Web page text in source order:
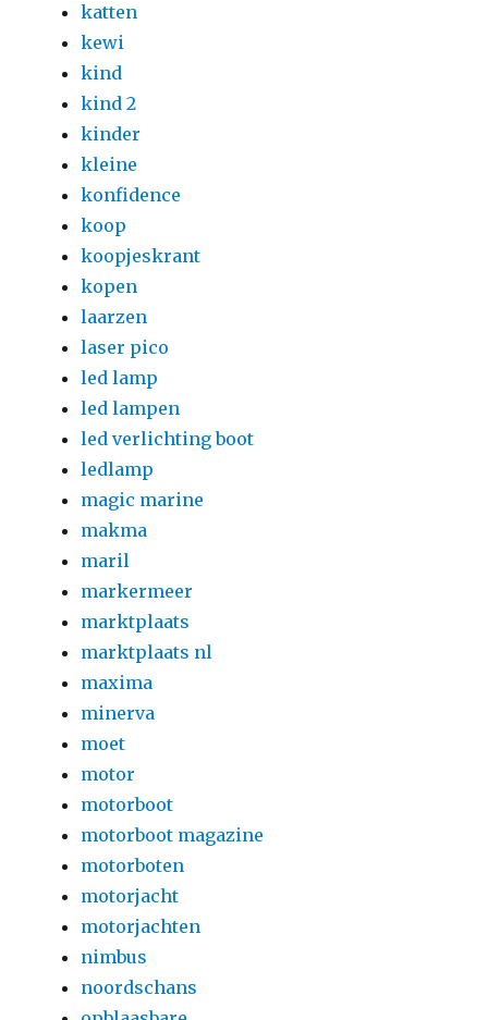
katten
kewi
kind
kind 2
kinder
kleine
konfidence
koop
koopjeskrant
kopen
laarzen
laser pico
led lamp
led lampen
led verlichting boot
ledlamp
magic marine
makma
maril
markermeer
marktplaats
marktplaats nl
maxima
minerva
moet
motor
motorboot
motorboot magazine
motorboten
motorjacht
motorjachten
nimbus
noordschans